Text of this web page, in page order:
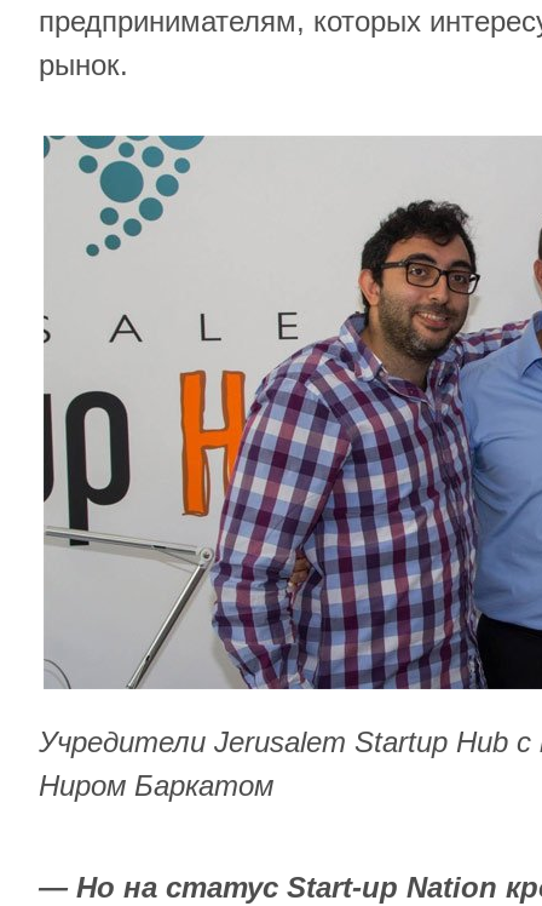
предпринимателям, которых
рынок.
Учредители Jerusalem Startup Hub
Ниром Баркатом
— Но на статус Start-up Nation